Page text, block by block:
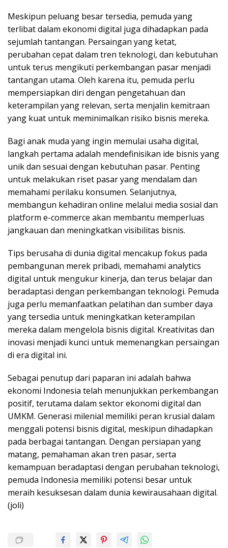
Meskipun peluang besar tersedia, pemuda yang
terlibat dalam ekonomi digital juga dihadapkan pada
sejumlah tantangan. Persaingan yang ketat,
perubahan cepat dalam tren teknologi, dan kebutuhan
untuk terus mengikuti perkembangan pasar menjadi
tantangan utama. Oleh karena itu, pemuda perlu
mempersiapkan diri dengan pengetahuan dan
keterampilan yang relevan, serta menjalin kemitraan
yang kuat untuk meminimalkan risiko bisnis mereka.
Bagi anak muda yang ingin memulai usaha digital,
langkah pertama adalah mendefinisikan ide bisnis yang
unik dan sesuai dengan kebutuhan pasar. Penting
untuk melakukan riset pasar yang mendalam dan
memahami perilaku konsumen. Selanjutnya,
membangun kehadiran online melalui media sosial dan
platform e-commerce akan membantu memperluas
jangkauan dan meningkatkan visibilitas bisnis.
Tips berusaha di dunia digital mencakup fokus pada
pembangunan merek pribadi, memahami analytics
digital untuk mengukur kinerja, dan terus belajar dan
beradaptasi dengan perkembangan teknologi. Pemuda
juga perlu memanfaatkan pelatihan dan sumber daya
yang tersedia untuk meningkatkan keterampilan
mereka dalam mengelola bisnis digital. Kreativitas dan
inovasi menjadi kunci untuk memenangkan persaingan
di era digital ini.
Sebagai penutup dari paparan ini adalah bahwa
ekonomi Indonesia telah menunjukkan perkembangan
positif, terutama dalam sektor ekonomi digital dan
UMKM. Generasi milenial memiliki peran krusial dalam
menggali potensi bisnis digital, meskipun dihadapkan
pada berbagai tantangan. Dengan persiapan yang
matang, pemahaman akan tren pasar, serta
kemampuan beradaptasi dengan perubahan teknologi,
pemuda Indonesia memiliki potensi besar untuk
meraih kesuksesan dalam dunia kewirausahaan digital.
(joli)